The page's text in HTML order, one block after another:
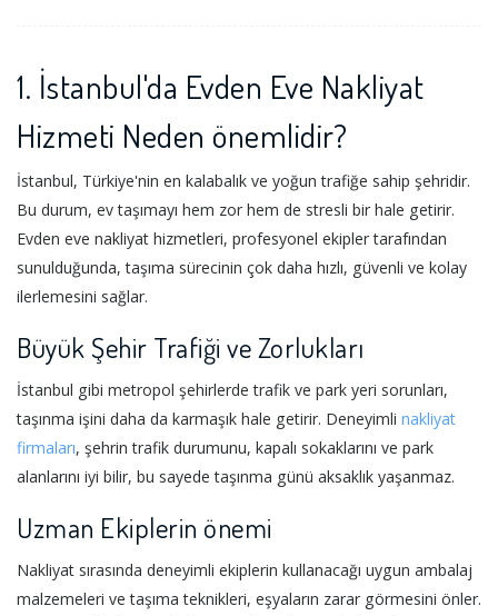
1. İstanbul'da Evden Eve Nakliyat
Hizmeti Neden önemlidir?
İstanbul, Türkiye'nin en kalabalık ve yoğun trafiğe sahip şehridir.
Bu durum, ev taşımayı hem zor hem de stresli bir hale getirir.
Evden eve nakliyat hizmetleri, profesyonel ekipler tarafından
sunulduğunda, taşıma sürecinin çok daha hızlı, güvenli ve kolay
ilerlemesini sağlar.
Büyük Şehir Trafiği ve Zorlukları
İstanbul gibi metropol şehirlerde trafik ve park yeri sorunları,
taşınma işini daha da karmaşık hale getirir. Deneyimli nakliyat
firmaları, şehrin trafik durumunu, kapalı sokaklarını ve park
alanlarını iyi bilir, bu sayede taşınma günü aksaklık yaşanmaz.
Uzman Ekiplerin önemi
Nakliyat sırasında deneyimli ekiplerin kullanacağı uygun ambalaj
malzemeleri ve taşıma teknikleri, eşyaların zarar görmesini önler.